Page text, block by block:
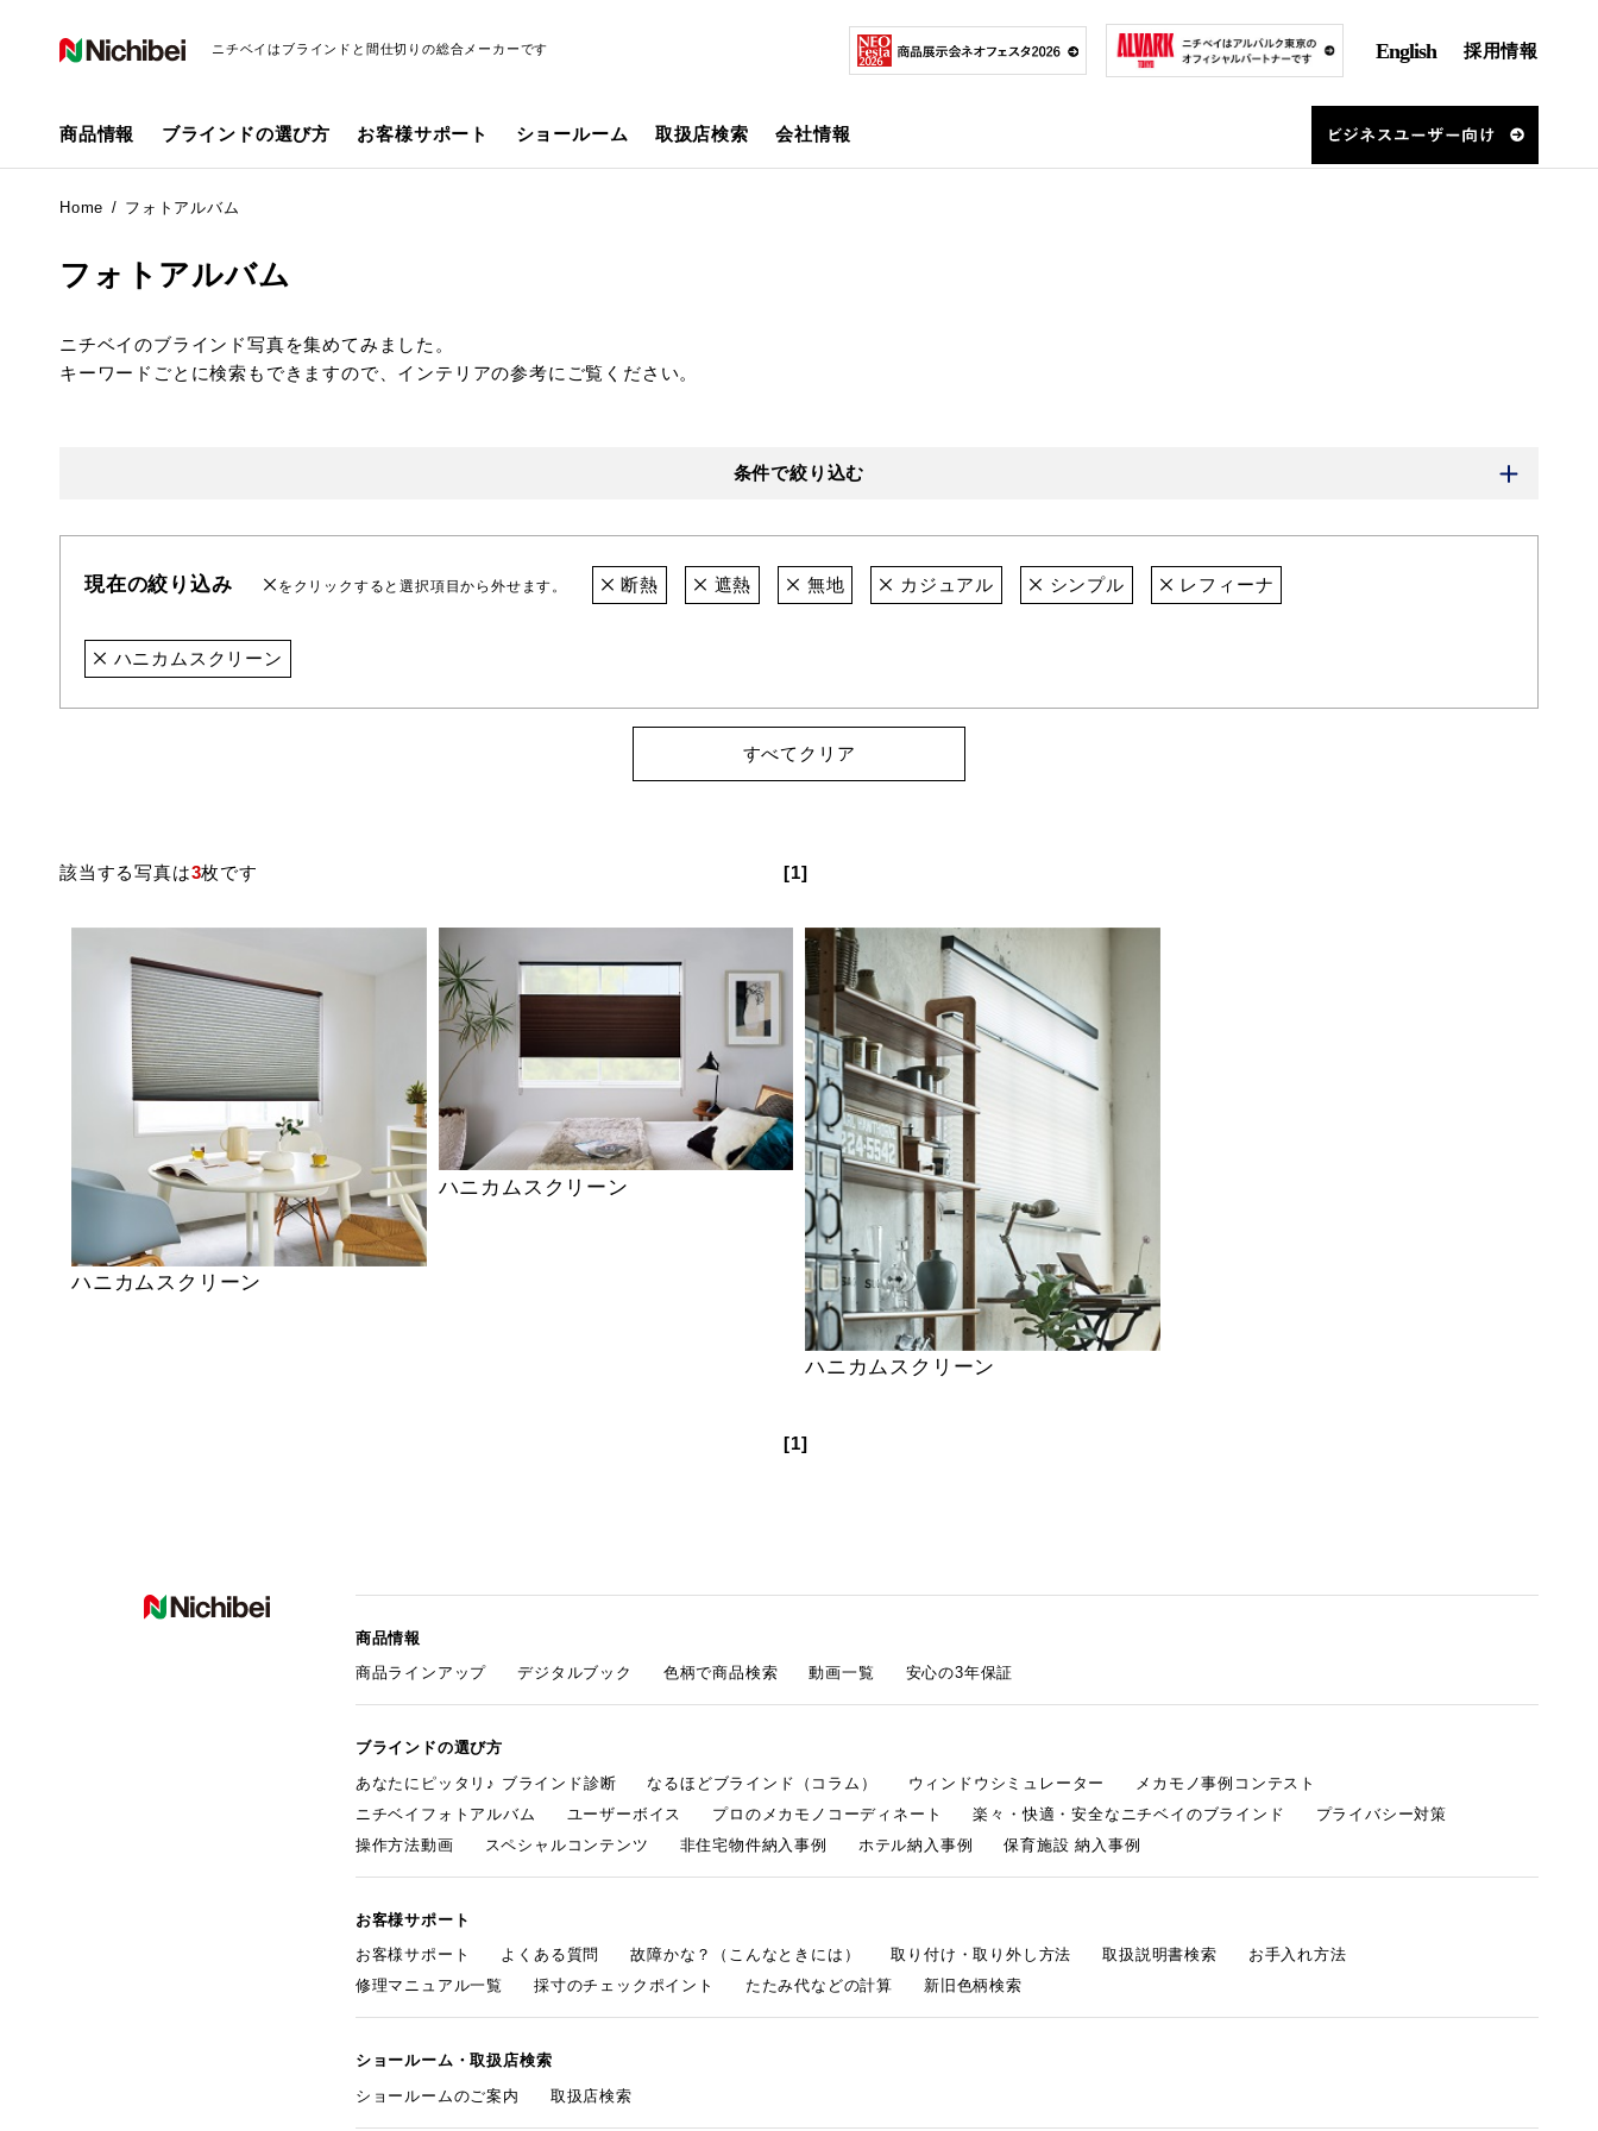
ニチベイはブラインドと間仕切りの総合メーカーです English 採用情報
商品情報 ブラインドの選び方 お客様サポート ショールーム 取扱店検索 会社情報
Home フォトアルバム
フォトアルバム
ニチベイのブラインド写真を集めてみました。
キーワードごとに検索もできますので、インテリアの参考にご覧ください。
条件で絞り込む
現在の絞り込み をクリックすると選択項目から外せます。 断熱 遮熱 無地 カジュアル シンプル レフィーナ
ハニカムスクリーン
すべてクリア
該当する写真は3枚です [1]
ハニカムスクリーン
ハニカムスクリーン
ハニカムスクリーン
[1]
商品情報
商品ラインアップ
デジタルブック 色柄で商品検索 動画一覧 安心の3年保証
ブラインドの選び方
あなたにピッタリ♪ ブラインド診断
なるほどブラインド（コラム） ウィンドウシミュレーター
メカモノ事例コンテスト
ニチベイフォトアルバム
ユーザーボイス プロのメカモノコーディネート 楽々・快適・安全なニチベイのブラインド
プライバシー対策
操作方法動画
スペシャルコンテンツ 非住宅物件納入事例 ホテル納入事例 保育施設 納入事例
お客様サポート
お客様サポート
よくある質問 故障かな？（こんなときには） 取り付け・取り外し方法 取扱説明書検索
お手入れ方法
修理マニュアル一覧
採寸のチェックポイント たたみ代などの計算 新旧色柄検索
ショールーム・取扱店検索
ショールームのご案内
取扱店検索